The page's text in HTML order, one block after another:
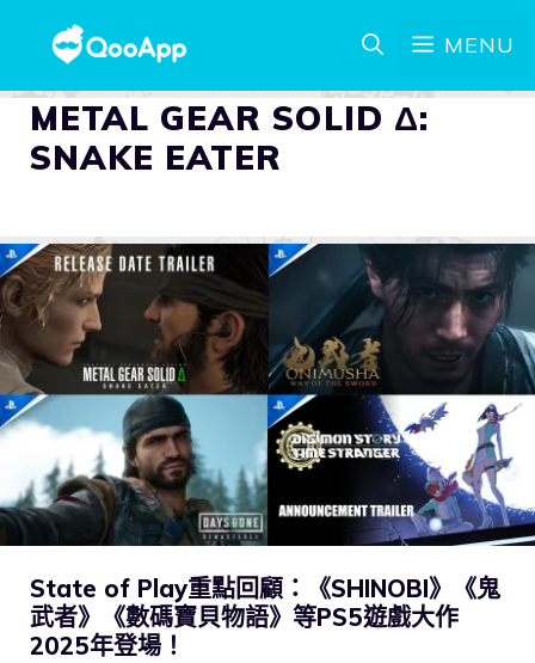
MENU
METAL GEAR SOLID Δ:
SNAKE EATER
State of Play重點回顧：《SHINOBI》《鬼
武者》《數碼寶貝物語》等PS5遊戲大作
2025年登場！